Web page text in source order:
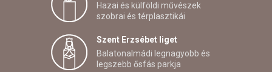
Hazai és külföldi művészek
szobrai és térplasztikái
Szent Erzsébet liget
Balatonalmádi legnagyobb és
legszebb ősfás parkja